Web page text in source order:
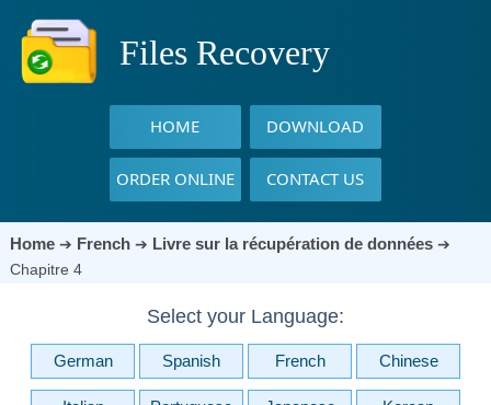
Files Recovery
HOME DOWNLOAD
ORDER ONLINE CONTACT US
Home➔ French ➔ Livre sur la récupération de données➔
Chapitre 4
Select your Language:
German Spanish French Chinese